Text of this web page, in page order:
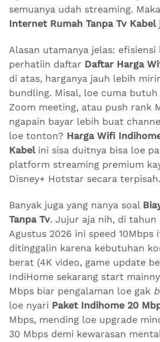
semuanya udah streaming.
Internet Rumah Tanpa Tv Kabel
Alasan utamanya jelas:
perhatiin daftar Daftar Harga
di atas, harganya jauh lebih
bundling. Misal, loe cuma
Zoom meeting, atau push rank
ngapain bayar lebih buat
loe tonton? Harga Wifi
Kabelini sisa duitnya bisa loe
platform streaming premium
Disney+ Hotstar secara terpisah.
Banyak juga yang nanya soal
Tanpa Tv. Jujur aja nih, di tahun
Agustus 2026 ini speed 10Mbps
ditinggalin karena kebutuhan
berat (4K video, game update
IndiHome sekarang start
Mbps biar pengalaman loe gak
loe nyari Paket Indihome 20
Mbps, mending loe upgrade
30 Mbps demi kewarasan